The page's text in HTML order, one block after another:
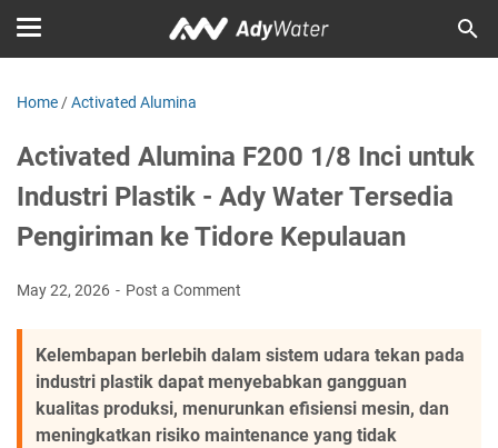
Home /Activated Alumina
Activated Alumina F200 1/8 Inci untuk
Industri Plastik - Ady Water Tersedia
Pengiriman ke Tidore Kepulauan
May 22, 2026 Post a Comment
Kelembapan berlebih dalam sistem udara tekan pada
industri plastik dapat menyebabkan gangguan
kualitas produksi, menurunkan efisiensi mesin, dan
meningkatkan risiko maintenance yang tidak